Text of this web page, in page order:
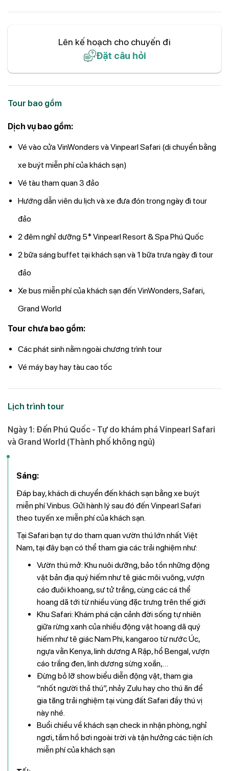
Lên kế hoạch cho chuyến đi
Đặt câu hỏi
Tour bao gồm
Dịch vụ bao gồm:
Vé vào cửa VinWonders và Vinpearl Safari (di chuyển bằng
xe buýt miễn phí của khách sạn)
Vé tàu tham quan 3 đảo
Hướng dẫn viên du lịch và xe đưa đón trong ngày đi tour
đảo
2 đêm nghỉ dưỡng 5* Vinpearl Resort & Spa Phú Quốc
2 bữa sáng buffet tại khách sạn và 1 bữa trưa ngày đi tour
đảo
Xe bus miễn phí của khách sạn đến VinWonders, Safari,
Grand World
Tour chưa bao gồm:
Các phát sinh nằm ngoài chương trình tour
Vé máy bay hay tàu cao tốc
Lịch trình tour
Ngày 1: Đến Phú Quốc - Tự do khám phá Vinpearl Safari
và Grand World (Thành phố không ngủ)
Sáng:
Đáp bay, khách di chuyển đến khách sạn bằng xe buýt
miễn phí Vinbus. Gửi hành lý sau đó đến Vinpearl Safari
theo tuyến xe miễn phí của khách sạn.
Tại Safari bạn tự do tham quan vườn thú lớn nhất Việt
Nam, tại đây bạn có thể tham gia các trải nghiệm như:
Vườn thú mở: Khu nuôi dưỡng, bảo tồn những động
vật bản địa quý hiếm như tê giác môi vuông, vượn
cáo đuôi khoang, sư tử trắng, cùng các cá thể
hoang dã tới từ nhiều vùng đặc trưng trên thế giới
Khu Safari: Khám phá cận cảnh đời sống tự nhiên
giữa rừng xanh của nhiều động vật hoang dã quý
hiếm như tê giác Nam Phi, kangaroo từ nước Úc,
ngựa vằn Kenya, linh dương A Rập, hổ Bengal, vượn
cáo trắng đen, linh dương sừng xoắn,…
Đừng bỏ lỡ show biểu diễn động vật, tham gia
“nhốt người thả thú”, nhảy Zulu hay cho thú ăn để
gia tăng trải nghiệm tại vùng đất Safari đầy thú vị
này nhé.
Buổi chiều về khách sạn check in nhận phòng, nghỉ
ngơi, tắm hồ bơi ngoài trời và tận hưởng các tiện ích
miễn phí của khách sạn